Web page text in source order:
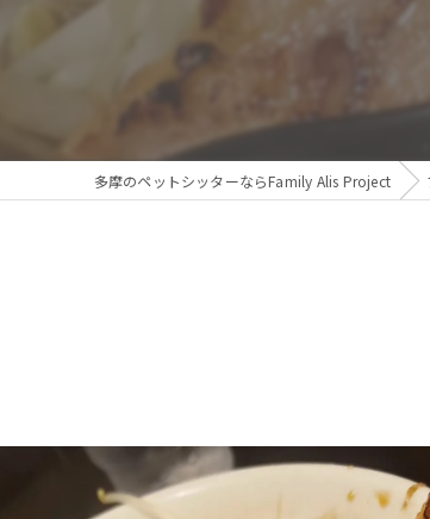
多摩のペットシッターならFamily Alis Project